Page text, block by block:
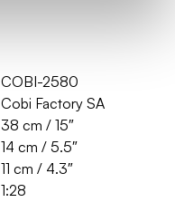
COBI-2580
Cobi Factory SA
38 cm / 15″
14 cm / 5.5″
11 cm / 4.3″
1:28